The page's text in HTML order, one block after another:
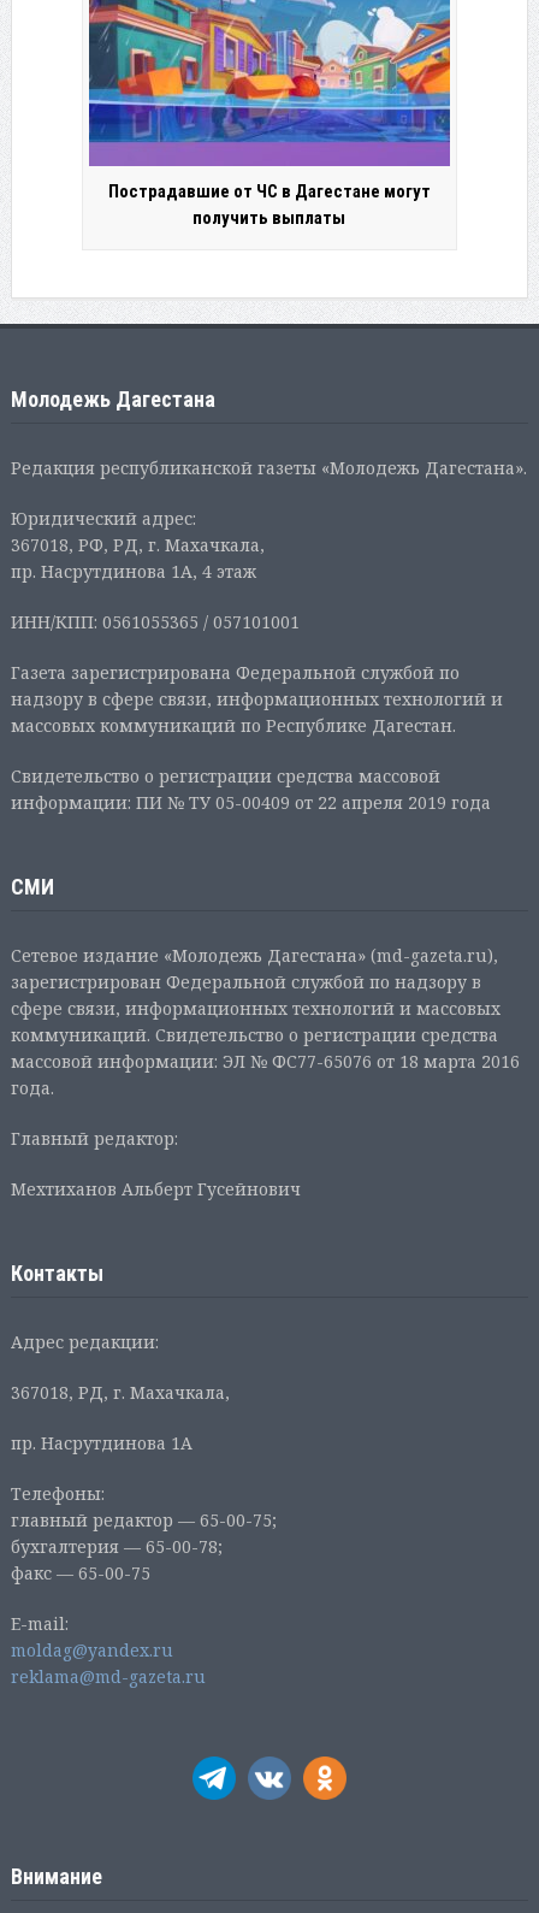
Пострадавшие от ЧС в Дагестане могут
получить выплаты
Молодежь Дагестана
Редакция республиканской газеты «Молодежь Дагестана».
Юридический адрес:
367018, РФ, РД, г. Махачкала,
пр. Насрутдинова 1А, 4 этаж
ИНН/КПП: 0561055365 / 057101001
Газета зарегистрирована Федеральной службой по
надзору в сфере связи, информационных технологий и
массовых коммуникаций по Республике Дагестан.
Свидетельство о регистрации средства массовой
информации: ПИ № ТУ 05-00409 от 22 апреля 2019 года
СМИ
Сетевое издание «Молодежь Дагестана» (md-gazeta.ru),
зарегистрирован Федеральной службой по надзору в
сфере связи, информационных технологий и массовых
коммуникаций. Свидетельство о регистрации средства
массовой информации: ЭЛ № ФС77-65076 от 18 марта 2016
года.
Главный редактор:
Мехтиханов Альберт Гусейнович
Контакты
Адрес редакции:
367018, РД, г. Махачкала,
пр. Насрутдинова 1А
Телефоны:
главный редактор — 65-00-75;
бухгалтерия — 65-00-78;
факс — 65-00-75
E-mail:
moldag@yandex.ru
reklama@md-gazeta.ru
Внимание